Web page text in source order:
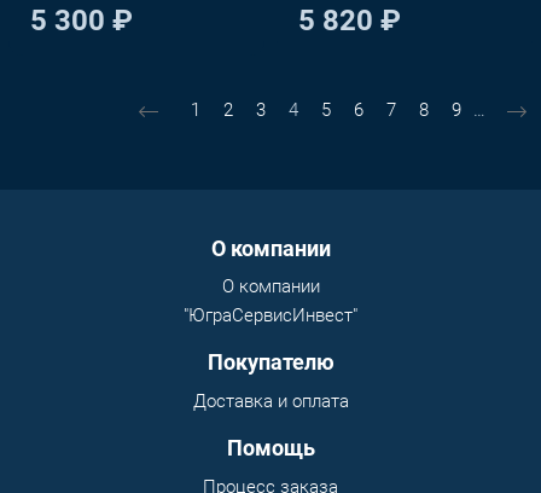
5 300 ₽ 5 820 ₽
Нумерация страниц
Страница
1 Страница
2 Страница
3 Текущая страница
4 Страница
5 Страница
6 Страница
7 Страница
8 Страница
9 …
О компании
О компании
"ЮграСервисИнвест"
Покупателю
Доставка и оплата
Помощь
Процесс заказа